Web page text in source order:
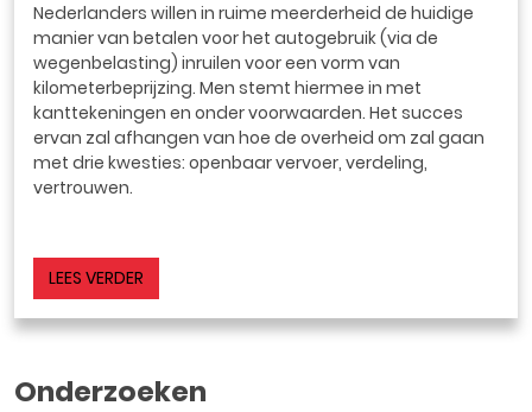
Nederlanders willen in ruime meerderheid de huidige
manier van betalen voor het autogebruik (via de
wegenbelasting) inruilen voor een vorm van
kilometerbeprijzing. Men stemt hiermee in met
kanttekeningen en onder voorwaarden. Het succes
ervan zal afhangen van hoe de overheid om zal gaan
met drie kwesties: openbaar vervoer, verdeling,
vertrouwen.
LEES VERDER
Onderzoeken